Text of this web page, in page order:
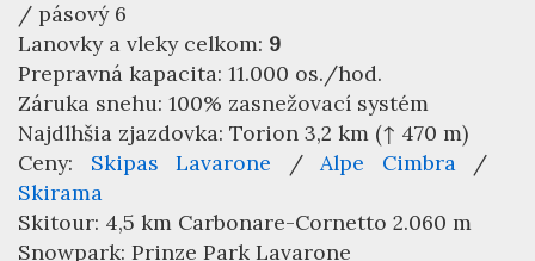
/ pásový 6
Lanovky a vleky celkom: 9
Prepravná kapacita: 11.000 os./hod.
Záruka snehu: 100% zasnežovací systém
Najdlhšia zjazdovka: Torion 3,2 km (↑ 470 m)
Ceny: Skipas Lavarone / Alpe Cimbra/
Skirama
Skitour: 4,5 km Carbonare-Cornetto 2.060 m
Snowpark: Prinze Park Lavarone